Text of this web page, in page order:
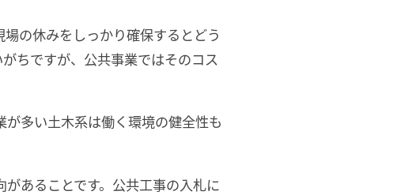
の休みをしっかり確保するとどう
ちですが、公共事業ではそのコス
多い土木系は働く環境の健全性も
あることです。公共工事の入札に